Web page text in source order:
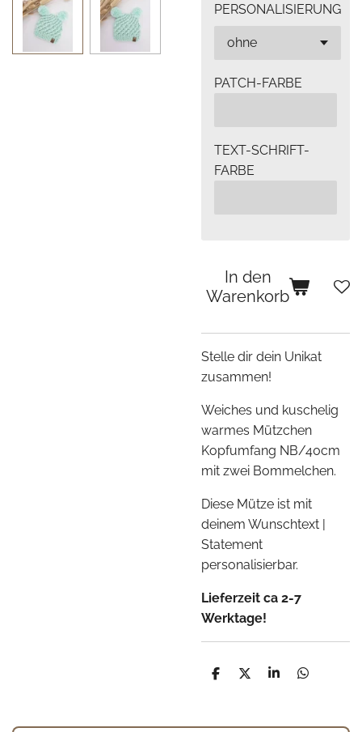
PERSONALISIERUNG
PATCH-FARBE
TEXT-SCHRIFT-
FARBE
In den
Warenkorb
Stelle dir dein Unikat
zusammen!
Weiches und kuschelig
warmes Mützchen
Kopfumfang NB/40cm
mit zwei Bommelchen.
Diese Mütze ist mit
deinem Wunschtext |
Statement
personalisierbar.
Lieferzeit ca 2-7
Werktage!
T
T
T
T